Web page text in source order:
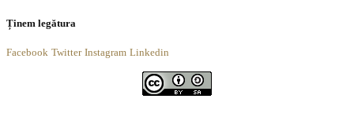
Ținem legătura
Facebook Twitter Instagram Linkedin